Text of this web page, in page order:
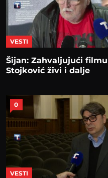
VESTI
Šijan: Zahvaljujući
Stojković živi i dalje
0
VESTI